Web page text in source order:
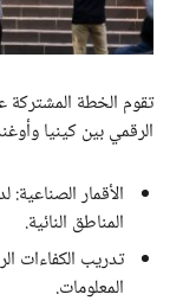
تقوم الخطة
الرقمي بين كينيا
الأقمار
المناطق النائية.
تدريب الكفاءات
المعلومات.